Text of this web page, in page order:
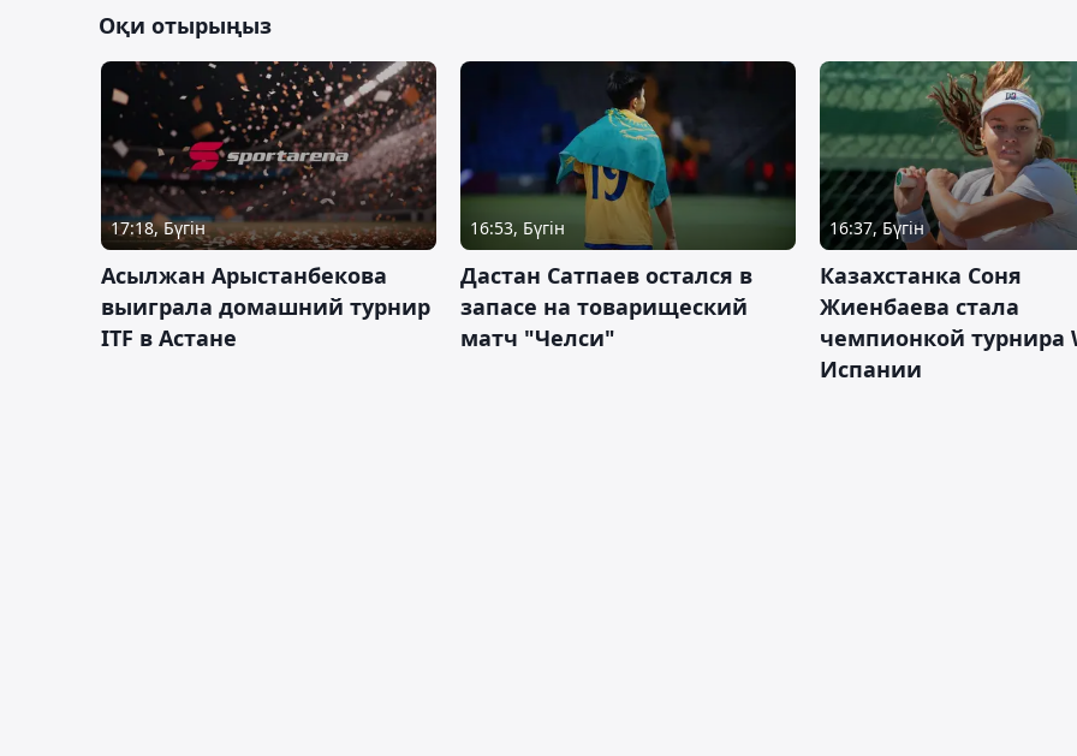
Оқи отырыңыз
17:18, Бүгін
Асылжан Арыстанбекова
выиграла домашний турнир
ITF в Астане
16:53, Бүгін
Дастан Сатпаев остался в
запасе на товарищеский
матч "Челси"
16:37, Бүгін
Казахстанка Соня
Жиенбаева стала
чемпионкой турнира
Испании